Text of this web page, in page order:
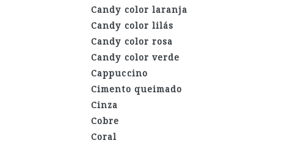
Candy color laranja
Candy color lilás
Candy color rosa
Candy color verde
Cappuccino
Cimento queimado
Cinza
Cobre
Coral